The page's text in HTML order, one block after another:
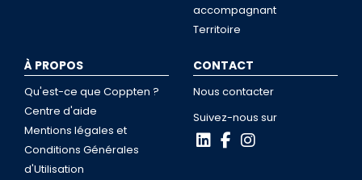
accompagnant
Territoire
À PROPOS
Qu'est-ce que Coppten ?
Centre d'aide
Mentions légales et
Conditions Générales
d'Utilisation
CONTACT
Nous contacter
Suivez-nous sur